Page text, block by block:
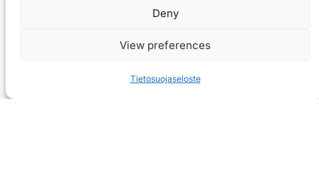
Deny
View preferences
Tietosuojaseloste